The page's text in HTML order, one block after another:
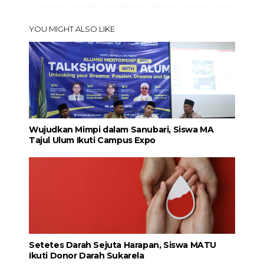
YOU MIGHT ALSO LIKE
Wujudkan Mimpi dalam Sanubari, Siswa MA
Tajul Ulum Ikuti Campus Expo
Setetes Darah Sejuta Harapan, Siswa MATU
Ikuti Donor Darah Sukarela